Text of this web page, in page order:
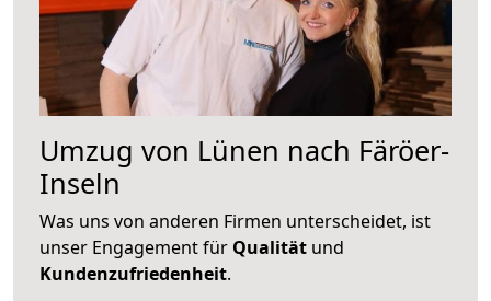
Umzug von Lünen nach Färöer-
Inseln
Was uns von anderen Firmen unterscheidet, ist
unser Engagement für Qualität und
Kundenzufriedenheit.